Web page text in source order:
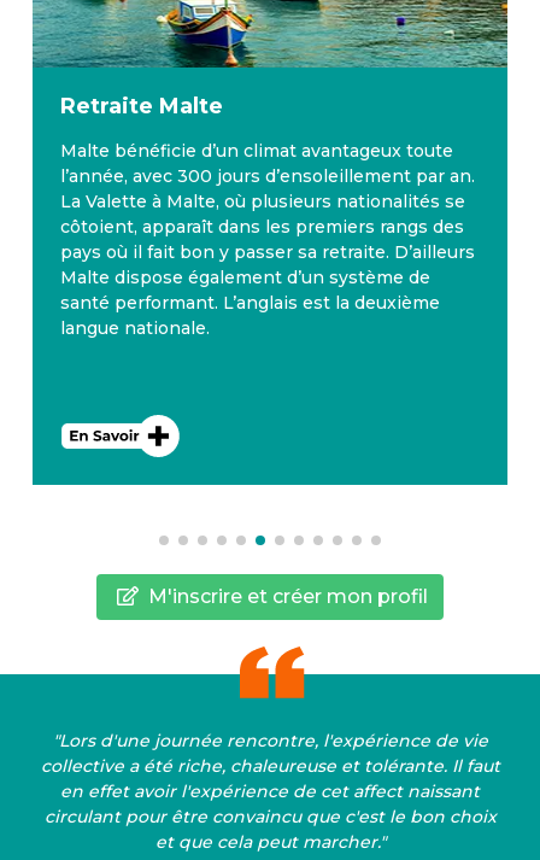
Retraite Malte
Malte bénéficie d’un climat avantageux toute
l’année, avec 300 jours d’ensoleillement par an.
La Valette à Malte, où plusieurs nationalités se
côtoient, apparaît dans les premiers rangs des
pays où il fait bon y passer sa retraite. D’ailleurs
Malte dispose également d’un système de
santé performant. L’anglais est la deuxième
langue nationale.
M'inscrire et créer mon profil
"Lors d'une journée rencontre, l'expérience de vie
collective a été riche, chaleureuse et tolérante. Il faut
en effet avoir l'expérience de cet affect naissant
circulant pour être convaincu que c'est le bon choix
et que cela peut marcher."